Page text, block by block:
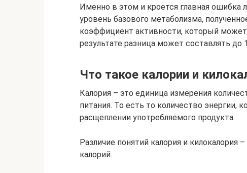
Именно в этом и кроется главная
уровень базового метаболизма,
коэффициент активности, который
результате разница может составлять до
Что такое калории и
Калория – это единица измерения
питания. То есть то количество энергии,
расщеплении употребляемого продукта.
Различие понятий калория и килокалория
калорий.